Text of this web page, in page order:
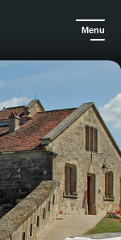
Menu
Besichtigung von Langres mit dem kleinen Zug